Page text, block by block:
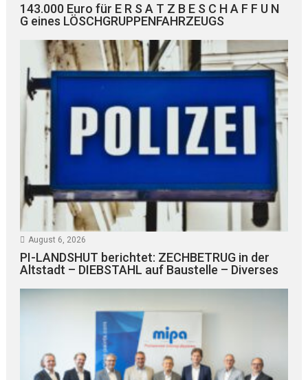
143.000 Euro für E R S A T Z B E S C H A F F U N
G eines LÖSCHGRUPPENFAHRZEUGS
August 6, 2026
PI-LANDSHUT berichtet: ZECHBETRUG in der
Altstadt – DIEBSTAHL auf Baustelle – Diverses